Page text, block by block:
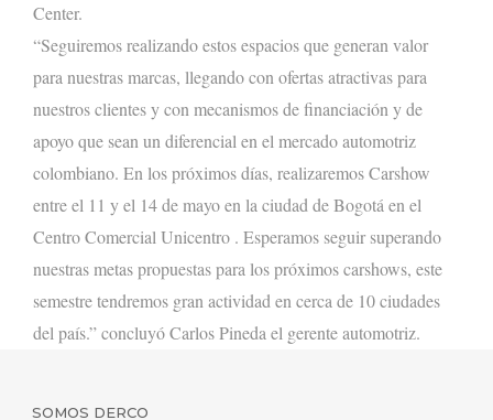
Center.
“Seguiremosrealizandoestos espacios que generan valor
para nuestras marcas, llegando con ofertas atractivas para
nuestros clientes y con mecanismos de financiación y de
apoyo que sean un diferencial en el mercado automotriz
colombiano. En los próximos días, realizaremosCarshow
entreel 1 1 y el 14demayoen la ciudad deBogotá en el
Centro Comercial Unicentro . Esperamos seguir superando
nuestras metas propuestaspara los próximoscarshows, este
semestre tendremos gran actividad en cerca de 10 ciudades
del país.”concluyó CarlosPineda el gerente automotriz.
SOMOS DERCO